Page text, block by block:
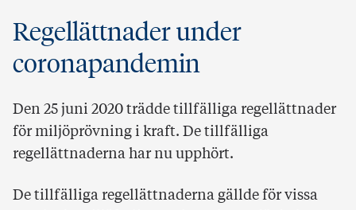
Regellättnader under
coronapandemin
Den 25 juni 2020 trädde tillfälliga regellättnader
för miljöprövning i kraft. De tillfälliga
regellättnaderna har nu upphört.
De tillfälliga regellättnaderna gällde för vissa